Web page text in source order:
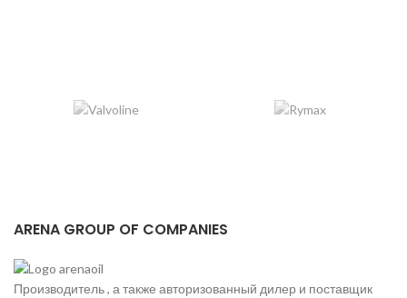
ARENA GROUP OF COMPANIES
Производитель , а также авторизованный дилер и поставщик